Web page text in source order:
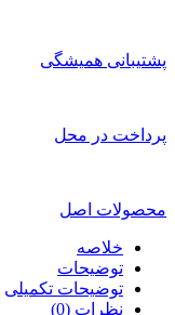
پشتیبانی همیشگی
پرداخت در محل
محصولات اصل
خلاصه
توضیحات
توضیحات تکمیلی
نظرات (0)